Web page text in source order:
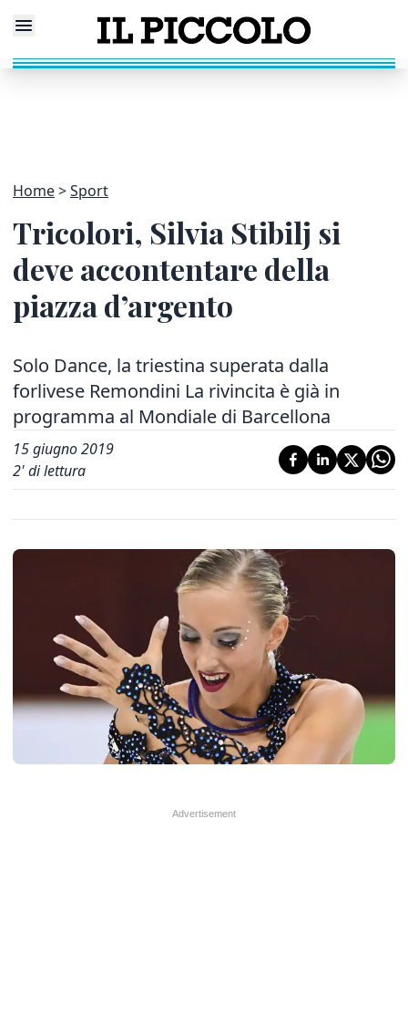
Home Sport
Tricolori, Silvia Stibilj si
deve accontentare della
piazza d’argento
Solo Dance, la triestina superata dalla
forlivese Remondini La rivincita è già in
programma al Mondiale di Barcellona
15 giugno 2019
2' di lettura